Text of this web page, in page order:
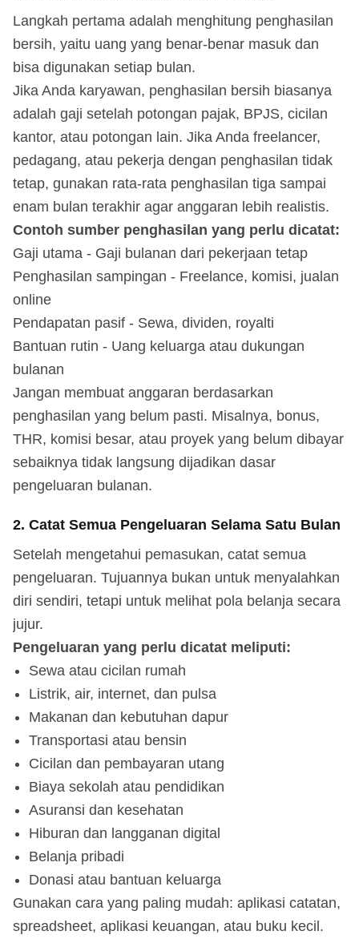
Langkah pertama adalah menghitung penghasilan
bersih, yaitu uang yang benar-benar masuk dan
bisa digunakan setiap bulan.
Jika Anda karyawan, penghasilan bersih biasanya
adalah gaji setelah potongan pajak, BPJS, cicilan
kantor, atau potongan lain. Jika Anda freelancer,
pedagang, atau pekerja dengan penghasilan tidak
tetap, gunakan rata-rata penghasilan tiga sampai
enam bulan terakhir agar anggaran lebih realistis.
Contoh sumber penghasilan yang perlu dicatat:
Gaji utama - Gaji bulanan dari pekerjaan tetap
Penghasilan sampingan - Freelance, komisi, jualan
online
Pendapatan pasif - Sewa, dividen, royalti
Bantuan rutin - Uang keluarga atau dukungan
bulanan
Jangan membuat anggaran berdasarkan
penghasilan yang belum pasti. Misalnya, bonus,
THR, komisi besar, atau proyek yang belum dibayar
sebaiknya tidak langsung dijadikan dasar
pengeluaran bulanan.
2. Catat Semua Pengeluaran Selama Satu Bulan
Setelah mengetahui pemasukan, catat semua
pengeluaran. Tujuannya bukan untuk menyalahkan
diri sendiri, tetapi untuk melihat pola belanja secara
jujur.
Pengeluaran yang perlu dicatat meliputi:
Sewa atau cicilan rumah
Listrik, air, internet, dan pulsa
Makanan dan kebutuhan dapur
Transportasi atau bensin
Cicilan dan pembayaran utang
Biaya sekolah atau pendidikan
Asuransi dan kesehatan
Hiburan dan langganan digital
Belanja pribadi
Donasi atau bantuan keluarga
Gunakan cara yang paling mudah: aplikasi catatan,
spreadsheet, aplikasi keuangan, atau buku kecil.